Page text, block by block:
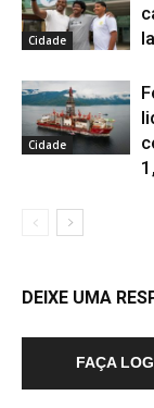
Cidade
Cidade
DEIXE UMA
FAÇA